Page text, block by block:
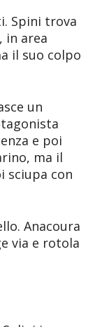
Spini trova
in area
il suo colpo
un
e poi
ma il
sciupa con
Anacoura
via e rotola